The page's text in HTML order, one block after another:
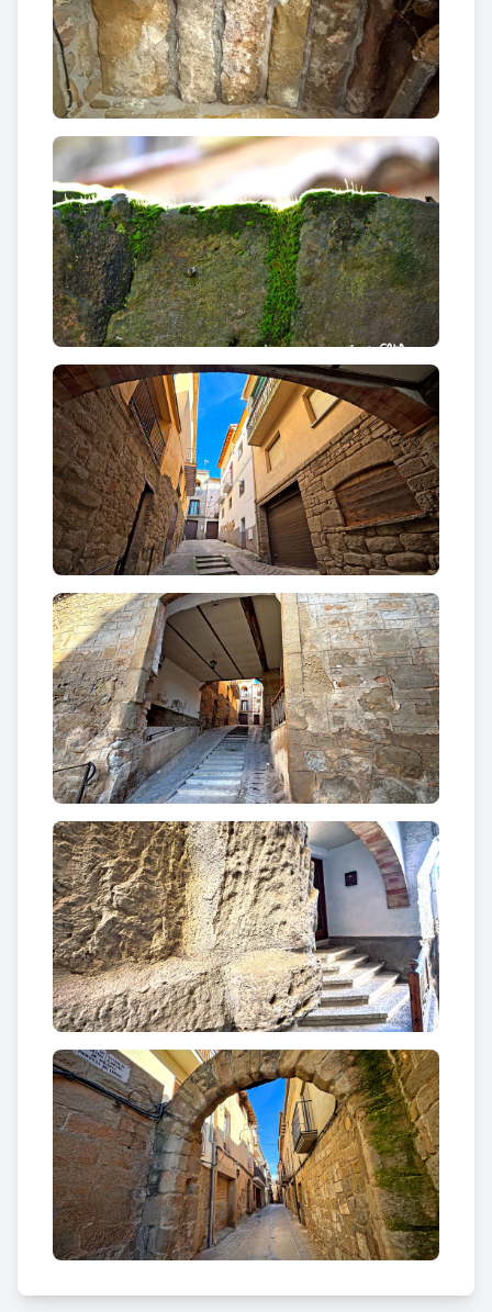
El quart portal conservat, elPortal del carrer de
l’Aigua, connecta aquest carrer amb el carrer dels
Valls. Conserva només els brancals d’un dels murs,
que es troben molt malmesos. La motllura que s’hi
conserva permet datar-lo entre els segles XVI i
XVII.